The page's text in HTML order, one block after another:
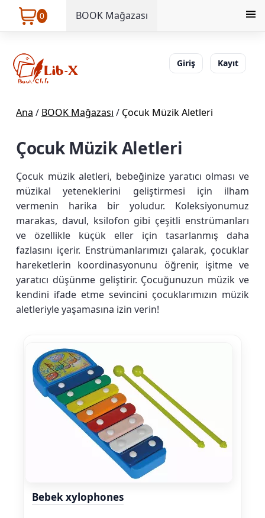
0 BOOK Mağazası
Giriş Kayıt
Ana / BOOK Mağazası / Çocuk Müzik Aletleri
Çocuk Müzik Aletleri
Çocuk müzik aletleri, bebeğinize yaratıcı olması ve
müzikal yeteneklerini geliştirmesi için ilham
vermenin harika bir yoludur. Koleksiyonumuz
marakas, davul, ksilofon gibi çeşitli enstrümanları
ve özellikle küçük eller için tasarlanmış daha
fazlasını içerir. Enstrümanlarımızı çalarak, çocuklar
hareketlerin koordinasyonunu öğrenir, işitme ve
yaratıcı düşünme geliştirir. Çocuğunuzun müzik ve
kendini ifade etme sevincini çocuklarımızın müzik
aletleriyle yaşamasına izin verin!
Bebek xylophones